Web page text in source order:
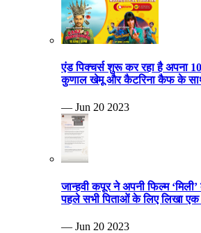
एंड पिक्चर्स शुरू कर रहा है अपना
कुणाल खेमू और कैटरिना कैफ के
— Jun 20 2023
जान्हवी कपूर ने अपनी फिल्म
पहले सभी पिताओं के लिए लिखा
— Jun 20 2023